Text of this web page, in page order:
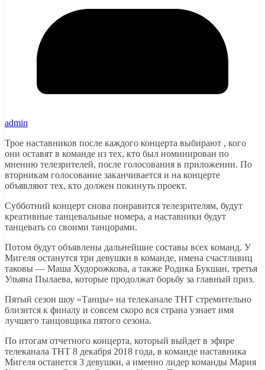
admin
Трое наставников после каждого концерта выбирают , кого
они оставят в команде из тех, кто был номинирован по
мнению телезрителей, после голосования в приложении. По
вторникам голосование заканчивается и на концерте
объявляют тех, кто должен покинуть проект.
Субботний концерт снова понравится телезрителям, будут
креативные танцевальные номера, а наставники будут
танцевать со своими танцорами.
Потом будут объявлены дальнейшие составы всех команд. У
Мигеля останутся три девушки в команде, имена счастливиц
таковы — Маша Худорожкова, а также Родика Букшан, третья
Ульяна Пылаева, которые продолжат борьбу за главный приз.
Пятый сезон шоу «Танцы» на телеканале ТНТ стремительно
близится к финалу и совсем скоро вся страна узнает имя
лучшего танцовщика пятого сезона.
По итогам отчетного концерта, который выйдет в эфире
телеканала ТНТ 8 декабря 2018 года, в команде наставника
Мигеля останется 3 девушки, а именно лидер команды Мария